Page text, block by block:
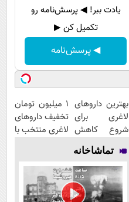
یادت ببر! ◀ پرسش‌نامه رو
تکمیل کن ▶
◀ پرسش‌نامه
بهترین داروهای
لاغری برای
شروع کاهش
وزن، ارسال از
داروخانه های
نزدیکت!
۱ میلیون تومان
تخفیف داروهای
لاغری منتخب با
نزدیکت
تماشاخانه